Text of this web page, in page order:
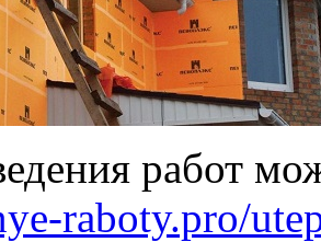
работ
raboty.pro/